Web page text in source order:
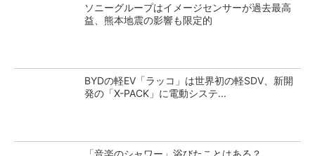
ソニーグループはイメージセンサーが過去最高
益、熊本地震の影響も限定的
BYDの軽EV「ラッコ」は世界初の軽SDV、新開
発の「X-PACK」に電動システ...
「音楽のシャワー」浴びたことはある？